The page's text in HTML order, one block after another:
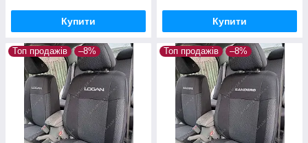
Купити Купити
Топ продажів –8% Топ продажів –8%